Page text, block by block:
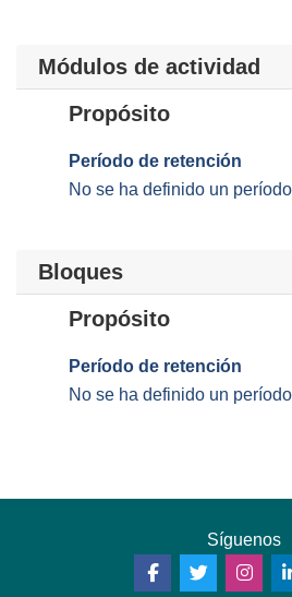
Módulos de actividad
Propósito
Período de retención
No se ha definido un
Bloques
Propósito
Período de retención
No se ha definido un
Síguenos